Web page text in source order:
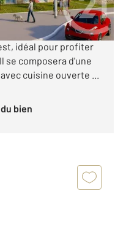
2 pièces situé
intimiste,
idéal pour profiter
se composera d'une
cuisine ouverte ...
du bien